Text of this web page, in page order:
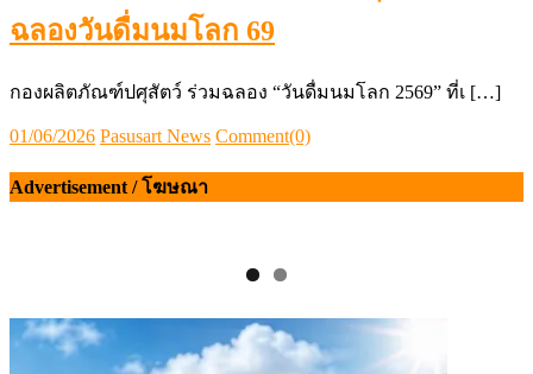
ฉลองวันดื่มนมโลก 69
​กองผลิตภัณฑ์ปศุสัตว์ ร่วมฉลอง “วันดื่มนมโลก 2569” ที่เ […]
Posted
01/06/2026 Author
Pasusart News Comment(0)
Advertisement / โฆษณา